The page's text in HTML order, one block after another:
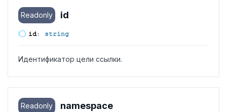
Readonly id
id: string
Идентификатор цели ссылки.
Readonly namespace